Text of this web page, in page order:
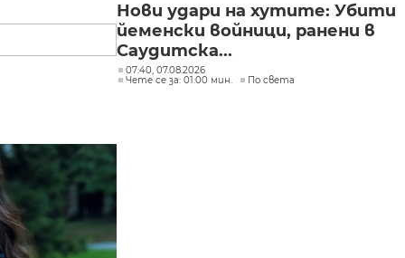
Нови удари на хутите: Убити
йеменски войници, ранени в
Саудитска...
07:40, 07.08.2026
Чете се за: 01:00 мин.
По света